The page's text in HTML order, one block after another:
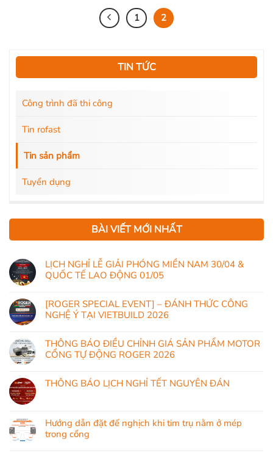
TIN TỨC
Công trình đã thi công
Tin rofast
Tin sản phẩm
Tuyển dụng
BÀI VIẾT MỚI NHẤT
LỊCH NGHỈ LỄ GIẢI PHÓNG MIỀN NAM 30/04 &
QUỐC TẾ LAO ĐỘNG 01/05
[ROGER SPECIAL EVENT] – ĐÁNH THỨC CÔNG
NGHỆ Ý TẠI VIETBUILD 2026
THÔNG BÁO ĐIỀU CHỈNH GIÁ SẢN PHẨM MOTOR
CỔNG TỰ ĐỘNG ROGER 2026
THÔNG BÁO LỊCH NGHỈ TẾT NGUYÊN ĐÁN
Hướng dẫn đặt đế nghịch khi tim trụ nằm ở mép
trong cổng
1 2